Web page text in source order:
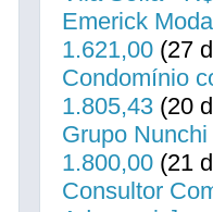
Emerick
1.621,00 (27
Condomínio
1.805,43 (20
Grupo
1.800,00 (21
Consultor